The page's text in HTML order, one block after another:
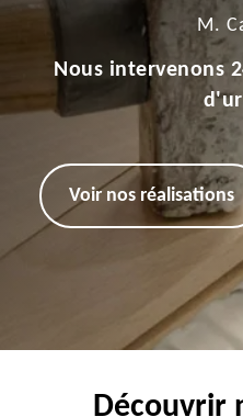
M.
Nous intervenons
Voir nos réalisations
Découvrir